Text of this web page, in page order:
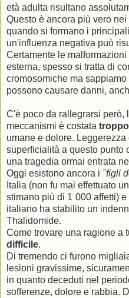
età adulta risultano
Questo è ancora più vero nei
quando si formano i
un'influenza negativa può
Certamente le
esterna, spesso si tratta di
cromosomiche ma
possono causare danni,
C'è poco da rallegrarsi però,
meccanismi è costata troppo
umane e dolore.
superficialità a questo punto
una tragedia ormai entrata
Oggi esistono ancora i "figli
Italia (non fu mai effettuato
stimano più di 1˙000 affetti)
italiano ha stabilito un
Thalidomide.
Come trovare una ragione a
difficile.
Di tremendo ci furono
lesioni gravissime,
in quanto deceduti nel
sofferenze, dolore e rabbia.